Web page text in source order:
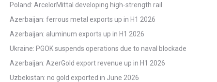
Poland: ArcelorMittal developing high-strength rail
Azerbaijan: ferrous metal exports up in H1 2026
Azerbaijan: aluminum exports up in H1 2026
Ukraine: PGOK suspends operations due to naval blockade
Azerbaijan: AzerGold export revenue up in H1 2026
Uzbekistan: no gold exported in June 2026